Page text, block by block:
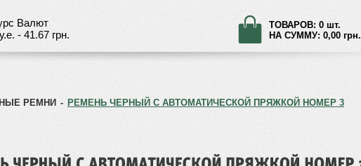
Валют
- 41.67 грн.
ТОВАРОВ: 0 шт.
НА СУММУ: 0,00 грн.
РЕМНИ - РЕМЕНЬ ЧЕРНЫЙ С АВТОМАТИЧЕСКОЙ ПРЯЖКОЙ НОМЕР 3